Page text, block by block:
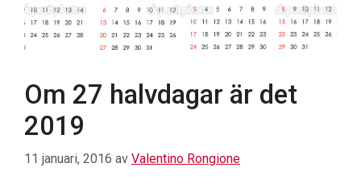
Om 27 halvdagar är det
2019
11 januari, 2016 av Valentino Rongione